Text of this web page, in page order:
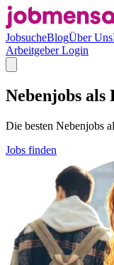
JobsucheBlogÜber Uns
Arbeitgeber Login
Nebenjobs als
Die besten Nebenjobs
Jobs finden